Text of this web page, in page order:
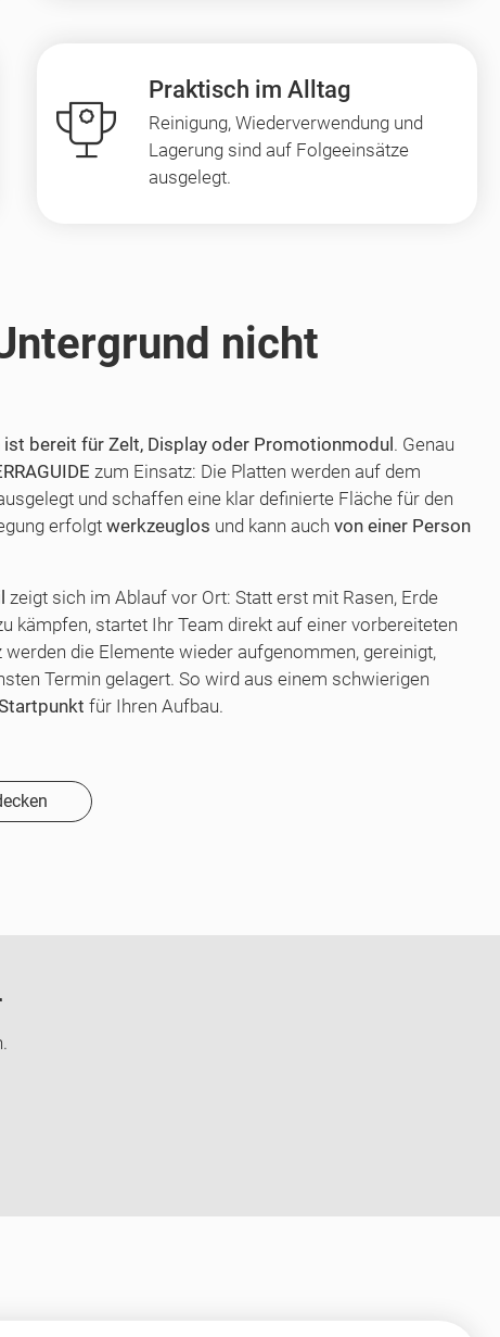
Praktisch im Alltag
Reinigung, Wiederverwendung und
Lagerung sind auf Folgeeinsätze
ausgelegt.
nicht
bereit für Zelt, Display oder Promotionmodul . Genau
zum Einsatz: Die Platten werden auf dem
und schaffen eine klar definierte Fläche für den
erfolgt werkzeuglos und kann auch von einer Person
zeigt sich im Ablauf vor Ort: Statt erst mit Rasen, Erde
kämpfen, startet Ihr Team direkt auf einer vorbereiteten
die Elemente wieder aufgenommen, gereinigt,
Termin gelagert. So wird aus einem schwierigen
für Ihren Aufbau.